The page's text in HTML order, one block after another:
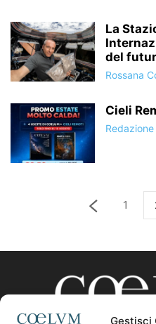
Gestisci
La
del
Rossana
Cieli
1